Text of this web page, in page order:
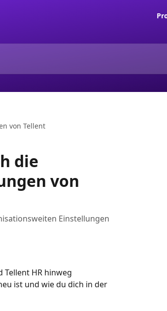
von Tellent
die
von
Einstellungen
Tellent HR hinweg
ist und wie du dich in der